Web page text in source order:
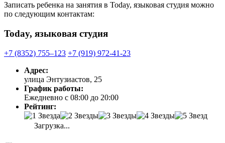
Записать ребенка на занятия в Today, языковая студия можно
по следующим контактам:
Today, языковая студия
+7 (8352) 755‒123 +7 (919) 972-41-23
Адрес:
улица Энтузиастов, 25
График работы:
Ежедневно с 08:00 до 20:00
Рейтинг:
Загрузка...